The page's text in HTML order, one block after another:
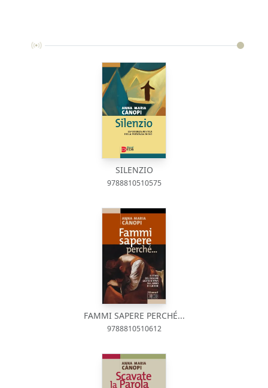
SILENZIO
9788810510575
FAMMI SAPERE PERCHÉ...
9788810510612